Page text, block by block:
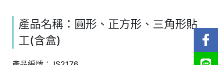
產品名稱：圓形、正方形、三角形貼
工(含盒)